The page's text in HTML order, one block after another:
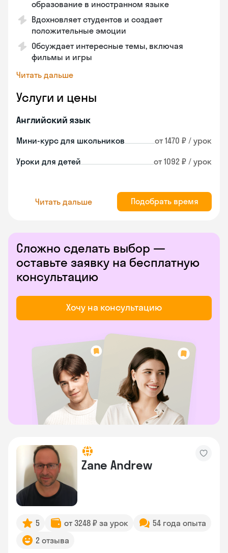
образование в иностранном языке
Вдохновляет студентов и создает
положительные эмоции
Обсуждает интересные темы, включая
фильмы и игры
Читать дальше
Услуги и цены
Английский язык
Мини-курс для школьников от 1470 ₽ / урок
Уроки для детей от 1092 ₽ / урок
Читать дальше Подобрать время
Сложно сделать выбор —
оставьте заявку на бесплатную
консультацию
Хочу на консультацию
Zane Andrew
5 от 3248 ₽ за урок
54 года опыта
2 отзыва